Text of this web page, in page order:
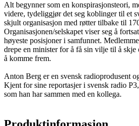
Alt begynner som en konspirasjonsteori,
videre, tydeliggjør det seg koblinger til et
skjult organisasjon med røtter tilbake til
Organisasjonen/selskapet viser seg å
høyeste posisjoner i samfunnet.
drepe en minister for å få sin vilje til å skje
å komme frem.
Anton Berg er en svensk radioprodusent
Kjent for sine reportasjer i svensk radio
som han har sammen med en kollega.